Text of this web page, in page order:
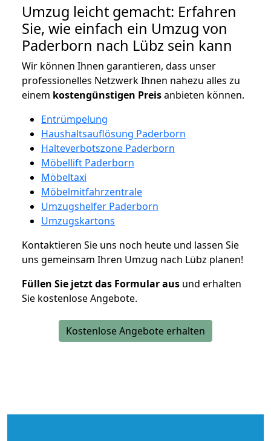
Umzug leicht gemacht: Erfahren
Sie, wie einfach ein Umzug von
Paderborn nach Lübz sein kann
Wir können Ihnen garantieren, dass unser
professionelles Netzwerk Ihnen nahezu alles zu
einem kostengünstigen Preisanbieten können.
Entrümpelung
Haushaltsauflösung Paderborn
Halteverbotszone Paderborn
Möbellift Paderborn
Möbeltaxi
Möbelmitfahrzentrale
Umzugshelfer Paderborn
Umzugskartons
Kontaktieren Sie uns noch heute und lassen Sie
uns gemeinsam Ihren Umzug nach Lübz planen!
Füllen Sie jetzt das Formular aus und erhalten
Sie kostenlose Angebote.
Kostenlose Angebote erhalten